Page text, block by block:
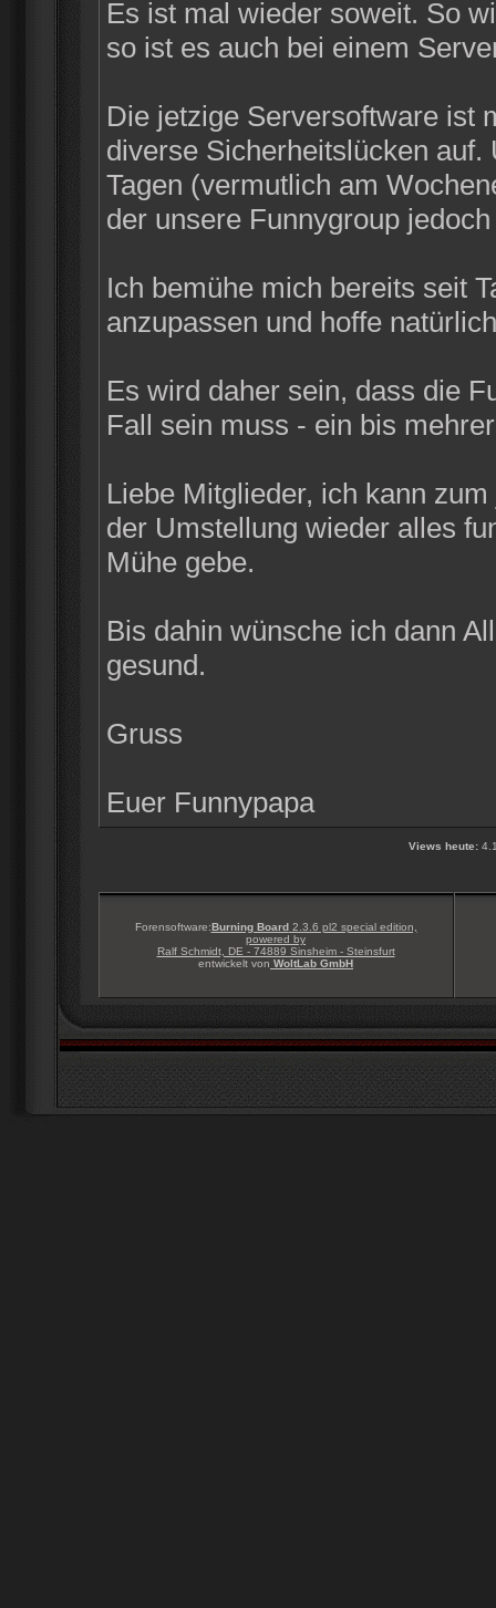
Es ist mal wieder soweit. So
so ist es auch bei einem
Die jetzige Serversoftware ist
diverse Sicherheitslücken
Tagen (vermutlich am
der unsere Funnygroup
Ich bemühe mich bereits seit
anzupassen und hoffe
Es wird daher sein, dass die
Fall sein muss - ein bis
Liebe Mitglieder, ich kann
der Umstellung wieder alles
Mühe gebe.
Bis dahin wünsche ich dann
gesund.
Gruss
Euer Funnypapa
Views heute:
Forensoftware:Burning Board2.3.6 pl2 special edition,
powered by
Ralf Schmidt, DE - 74889 Sinsheim - Steinsfurt
entwickelt von WoltLab GmbH